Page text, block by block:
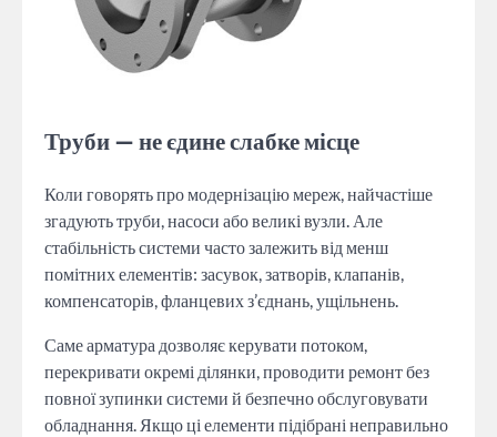
Труби — не єдине слабке місце
Коли говорять про модернізацію мереж, найчастіше
згадують труби, насоси або великі вузли. Але
стабільність системи часто залежить від менш
помітних елементів: засувок, затворів, клапанів,
компенсаторів, фланцевих з’єднань, ущільнень.
Саме арматура дозволяє керувати потоком,
перекривати окремі ділянки, проводити ремонт без
повної зупинки системи й безпечно обслуговувати
обладнання. Якщо ці елементи підібрані неправильно